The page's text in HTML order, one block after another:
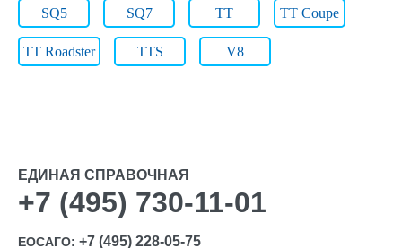
SQ5 SQ7 TT TT Coupe
TT Roadster TTS V8
ЕДИНАЯ СПРАВОЧНАЯ
+7 (495) 730-11-01
ЕОСАГО: +7 (495) 228-05-75